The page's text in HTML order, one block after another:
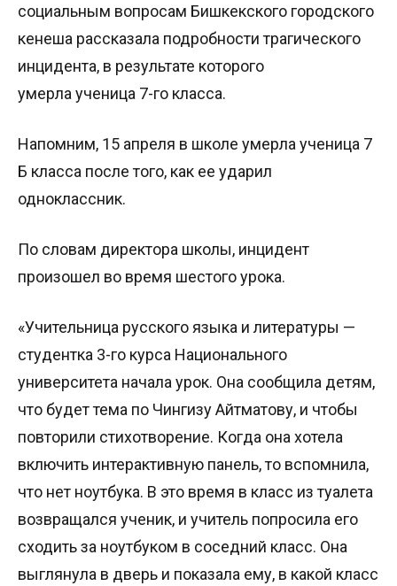
социальным вопросам Бишкекского городского
кенеша рассказала подробности трагического
инцидента, в результате которого
умерла ученица 7-го класса.
Напомним, 15 апреля в школе умерла ученица 7
Б класса после того, как ее ударил
одноклассник.
По словам директора школы, инцидент
произошел во время шестого урока.
«Учительница русского языка и литературы —
студентка 3-го курса Национального
университета начала урок. Она сообщила детям,
что будет тема по Чингизу Айтматову, и чтобы
повторили стихотворение. Когда она хотела
включить интерактивную панель, то вспомнила,
что нет ноутбука. В это время в класс из туалета
возвращался ученик, и учитель попросила его
сходить за ноутбуком в соседний класс. Она
выглянула в дверь и показала ему, в какой класс